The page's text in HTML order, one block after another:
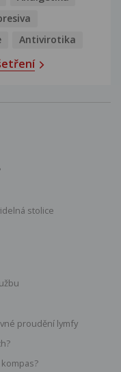
Antivirotika
stolice
proudění lymfy